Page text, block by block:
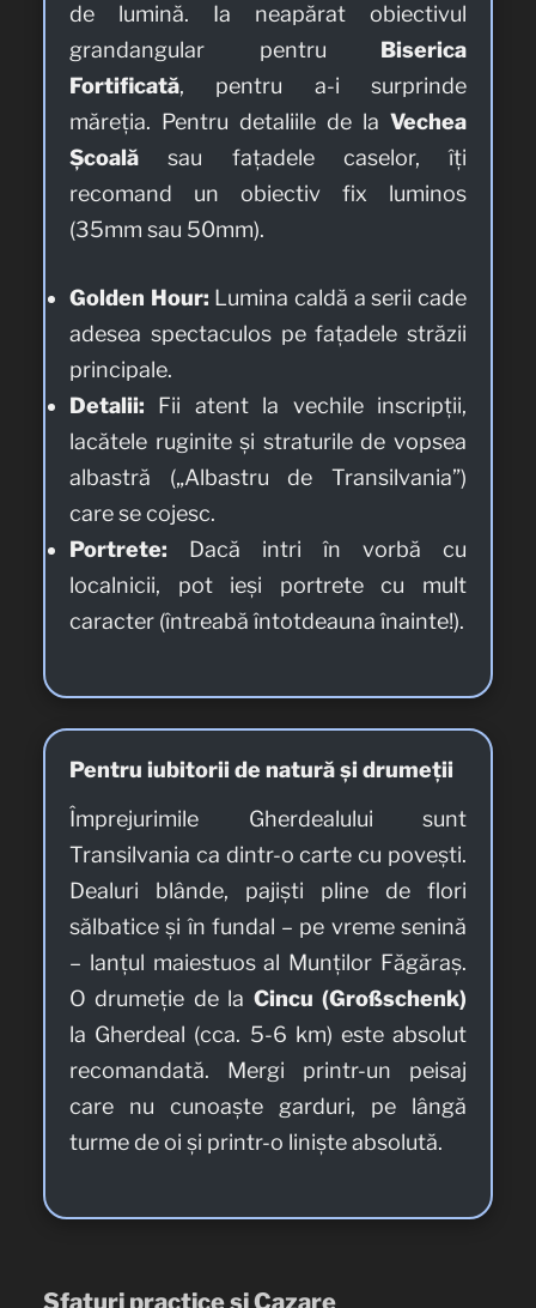
de lumină. Ia neapărat obiectivul
grandangular pentru Biserica
Fortificată, pentru a-i surprinde
măreția. Pentru detaliile de la Vechea
Școală sau fațadele caselor, îți
recomand un obiectiv fix luminos
(35mm sau 50mm).
Golden Hour: Lumina caldă a serii cade
adesea spectaculos pe fațadele străzii
principale.
Detalii: Fii atent la vechile inscripții,
lacătele ruginite și straturile de vopsea
albastră („Albastru de Transilvania”)
care se cojesc.
Portrete: Dacă intri în vorbă cu
localnicii, pot ieși portrete cu mult
caracter (întreabă întotdeauna înainte!).
Pentru iubitorii de natură și drumeții
Împrejurimile Gherdealului sunt
Transilvania ca dintr-o carte cu povești.
Dealuri blânde, pajiști pline de flori
sălbatice și în fundal – pe vreme senină
– lanțul maiestuos al Munților Făgăraș.
O drumeție de la Cincu (Großschenk)
la Gherdeal (cca. 5-6 km) este absolut
recomandată. Mergi printr-un peisaj
care nu cunoaște garduri, pe lângă
turme de oi și printr-o liniște absolută.
Sfaturi practice și Cazare